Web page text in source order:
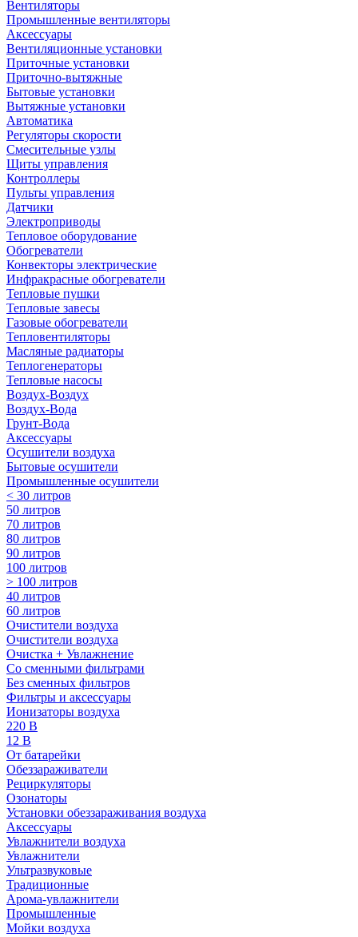
Вентиляторы
Промышленные вентиляторы
Аксессуары
Вентиляционные установки
Приточные установки
Приточно-вытяжные
Бытовые установки
Вытяжные установки
Автоматика
Регуляторы скорости
Смесительные узлы
Щиты управления
Контроллеры
Пульты управления
Датчики
Электроприводы
Тепловое оборудование
Обогреватели
Конвекторы электрические
Инфракрасные обогреватели
Тепловые пушки
Тепловые завесы
Газовые обогреватели
Тепловентиляторы
Масляные радиаторы
Теплогенераторы
Тепловые насосы
Воздух-Воздух
Воздух-Вода
Грунт-Вода
Аксессуары
Осушители воздуха
Бытовые осушители
Промышленные осушители
< 30 литров
50 литров
70 литров
80 литров
90 литров
100 литров
> 100 литров
40 литров
60 литров
Очистители воздуха
Очистители воздуха
Очистка + Увлажнение
Cо сменными фильтрами
Без сменных фильтров
Фильтры и аксессуары
Ионизаторы воздуха
220 В
12 В
От батарейки
Обеззараживатели
Рециркуляторы
Озонаторы
Установки обеззараживания воздуха
Аксессуары
Увлажнители воздуха
Увлажнители
Ультразвуковые
Традиционные
Арома-увлажнители
Промышленные
Мойки воздуха